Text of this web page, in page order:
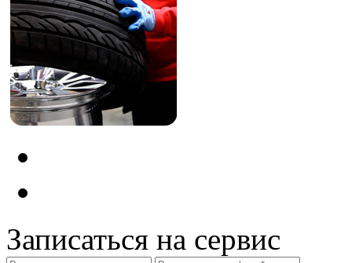
Записаться на сервис